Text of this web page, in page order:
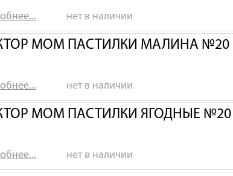
нет в наличии
МОМ ПАСТИЛКИ МАЛИНА №20
нет в наличии
МОМ ПАСТИЛКИ ЯГОДНЫЕ №20
нет в наличии